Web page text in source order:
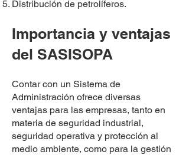
Distribución de petrolíferos.
Importancia y ventajas
del SASISOPA
Contar con un Sistema de
Administración ofrece diversas
ventajas para las empresas, tanto en
materia de seguridad industrial,
seguridad operativa y protección al
medio ambiente, como para la gestión